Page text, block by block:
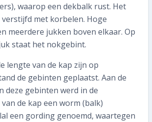
waarop een dekbalk rust. Het
verstijfd met korbelen. Hoge
meerdere jukken boven elkaar. Op
staat het nokgebint.
lengte van de kap zijn op
de gebinten geplaatst. Aan de
deze gebinten werd in de
de kap een worm (balk)
een gording genoemd, waartegen